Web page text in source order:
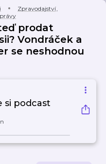
Zpravodajství,
prodat
Vondráček a
se neshodnou
si podcast